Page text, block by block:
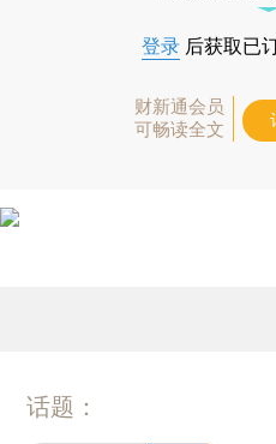
登录 后获取已
财新通会员
可畅读全文
话题：